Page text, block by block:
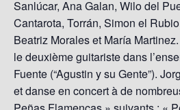
Sanlúcar, Ana Galan, Wilo del
Cantarota, Torrán, Simon el
Beatriz Morales et María
le deuxième guitariste dans
Fuente (“Agustin y su Gente”).
et danse en concert à de